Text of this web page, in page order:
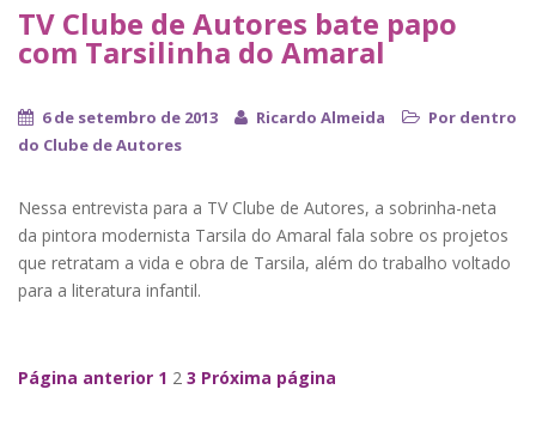
TV Clube de Autores bate papo
com Tarsilinha do Amaral
6 de setembro de 2013 Ricardo Almeida
Por dentro
do Clube de Autores
Nessa entrevista para a TV Clube de Autores, a sobrinha-neta
da pintora modernista Tarsila do Amaral fala sobre os projetos
que retratam a vida e obra de Tarsila, além do trabalho voltado
para a literatura infantil.
Navegação de Posts
Página anterior 1 2 3 Próxima página